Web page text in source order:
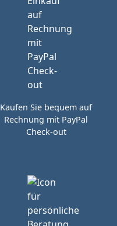
Kaufen Sie bequem auf
Rechnung mit PayPal
Check-out